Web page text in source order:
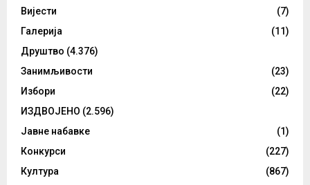
Вијести
(7)
Галерија
(11)
Друштво (4.376)
Занимљивости
(23)
Избори
(22)
ИЗДВОЈЕНО (2.596)
Јавне набавке
(1)
Конкурси
(227)
Култура
(867)